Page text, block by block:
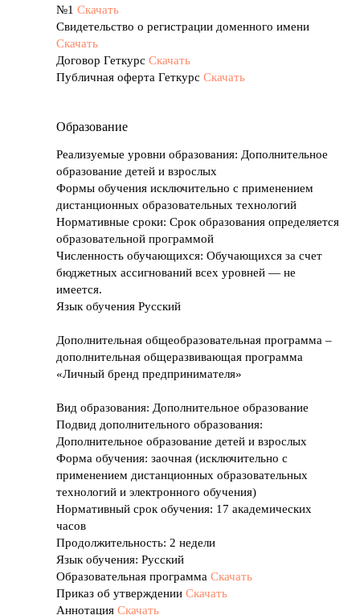
№1 Скачать
Свидетельство о регистрации доменного имени
Скачать
Договор Геткурс Скачать
Публичная оферта Геткурс Скачать
Образование
Реализуемые уровни образования: Дополнительное
образование детей и взрослых
Формы обучения исключительно с применением
дистанционных образовательных технологий
Нормативные сроки: Срок образования определяется
образовательной программой
Численность обучающихся: Обучающихся за счет
бюджетных ассигнований всех уровней — не
имеется.
Язык обучения Русский
Дополнительная общеобразовательная программа –
дополнительная общеразвивающая программа
«Личный бренд предпринимателя»
Вид образования: Дополнительное образование
Подвид дополнительного образования:
Дополнительное образование детей и взрослых
Форма обучения: заочная (исключительно с
применением дистанционных образовательных
технологий и электронного обучения)
Нормативный срок обучения: 17 академических
часов
Продолжительность: 2 недели
Язык обучения: Русский
Образовательная программа Скачать
Приказ об утверждении Скачать
Аннотация Скачать